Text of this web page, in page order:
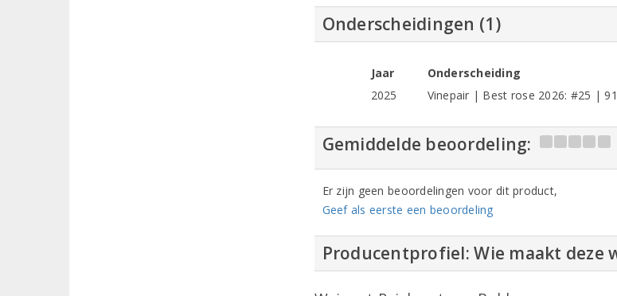
Onderscheidingen (1)
Jaar
Onderscheiding
2025
Vinepair | Best rose 2026: #25 |
Gemiddelde beoordeling:
Er zijn geen beoordelingen voor dit product,
Geef als eerste een beoordeling
Producentprofiel: Wie maakt deze